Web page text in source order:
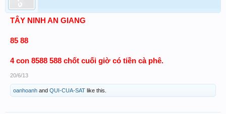
TÂY NINH AN GIANG
85 88
4 con 8588 588 chốt cuối giờ có tiền cà phê.
20/6/13
oanhoanh and QUI-CUA-SAT like this.